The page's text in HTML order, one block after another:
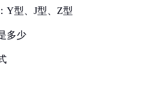
Y型、J型、Z型
多少